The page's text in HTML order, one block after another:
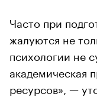
Часто при
жалуются не
психологии не
академическая
ресурсов», —